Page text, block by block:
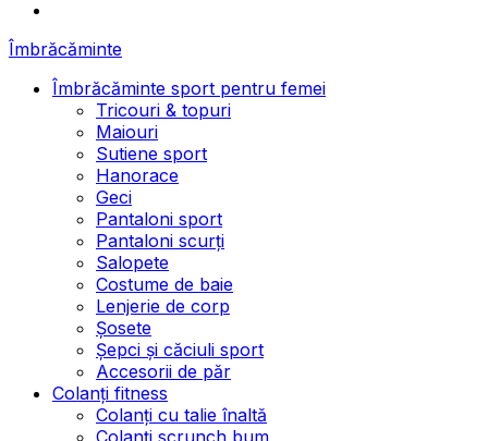
Îmbrăcăminte
Îmbrăcăminte sport pentru femei
Tricouri & topuri
Maiouri
Sutiene sport
Hanorace
Geci
Pantaloni sport
Pantaloni scurți
Salopete
Costume de baie
Lenjerie de corp
Șosete
Șepci și căciuli sport
Accesorii de păr
Colanți fitness
Colanți cu talie înaltă
Colanți scrunch bum